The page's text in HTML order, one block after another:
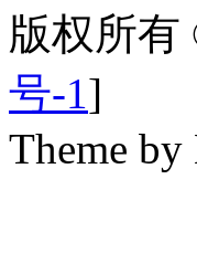
版权所
号-1]
Theme